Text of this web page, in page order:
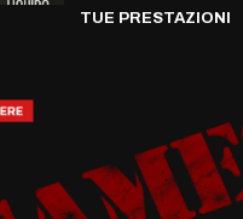
TUE PRESTAZIONI